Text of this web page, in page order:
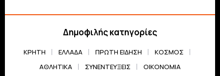
Δημοφιλής κατηγορίες
ΚΡΗΤΗ ΕΛΛΆΔΑ ΠΡΏΤΗ ΕΊΔΗΣΗ
ΚΌΣΜΟΣ
ΑΘΛΗΤΙΚΆ
ΣΥΝΕΝΤΕΎΞΕΙΣ ΟΙΚΟΝΟΜΊΑ